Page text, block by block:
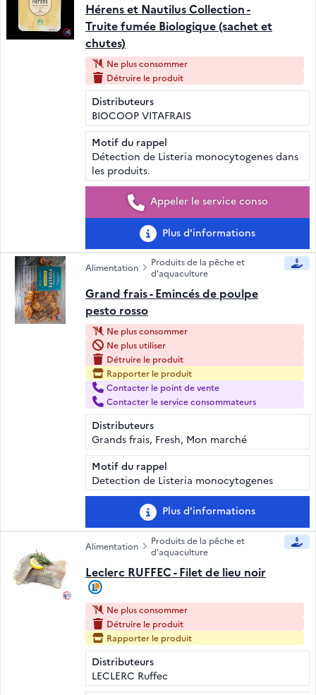
Hérens et Nautilus Collection -
Truite fumée Biologique (sachet et
chutes)
Ne plus consommer
Détruire le produit
Distributeurs
BIOCOOP VITAFRAIS
Motif du rappel
Détection de Listeria monocytogenes dans
les produits.
Appeler le service conso
Plus d'informations
Alimentation
Produits de la pêche et
d'aquaculture
Grand frais - Emincés de poulpe
pesto rosso
Ne plus consommer
Ne plus utiliser
Détruire le produit
Rapporter le produit
Contacter le point de vente
Contacter le service consommateurs
Distributeurs
Grands frais, Fresh, Mon marché
Motif du rappel
Detection de Listeria monocytogenes
Plus d'informations
Alimentation
Produits de la pêche et
d'aquaculture
Leclerc RUFFEC - Filet de lieu noir
Ne plus consommer
Détruire le produit
Rapporter le produit
Distributeurs
LECLERC Ruffec